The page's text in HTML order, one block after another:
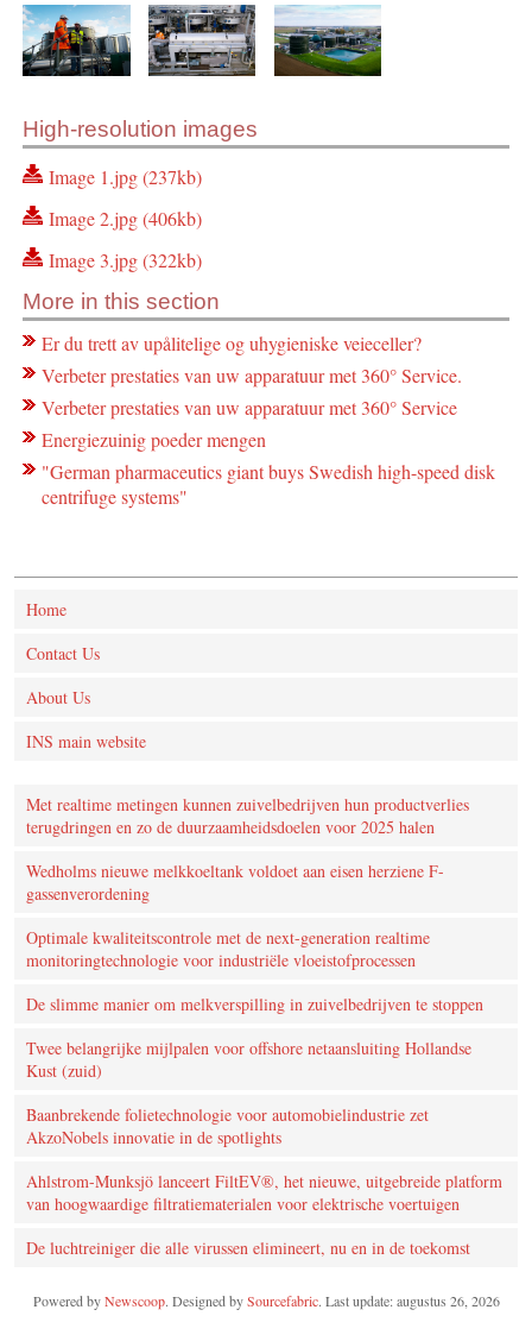
High-resolution images
Image 1.jpg (237kb)
Image 2.jpg (406kb)
Image 3.jpg (322kb)
More in this section
Er du trett av upålitelige og uhygieniske veieceller?
Verbeter prestaties van uw apparatuur met 360° Service.
Verbeter prestaties van uw apparatuur met 360° Service
Energiezuinig poeder mengen
"German pharmaceutics giant buys Swedish high-speed disk
centrifuge systems"
Home
Contact Us
About Us
INS main website
Met realtime metingen kunnen zuivelbedrijven hun productverlies
terugdringen en zo de duurzaamheidsdoelen voor 2025 halen
Wedholms nieuwe melkkoeltank voldoet aan eisen herziene F-
gassenverordening
Optimale kwaliteitscontrole met de next-generation realtime
monitoringtechnologie voor industriële vloeistofprocessen
De slimme manier om melkverspilling in zuivelbedrijven te stoppen
Twee belangrijke mijlpalen voor offshore netaansluiting Hollandse
Kust (zuid)
Baanbrekende folietechnologie voor automobielindustrie zet
AkzoNobels innovatie in de spotlights
Ahlstrom-Munksjö lanceert FiltEV®, het nieuwe, uitgebreide platform
van hoogwaardige filtratiematerialen voor elektrische voertuigen
De luchtreiniger die alle virussen elimineert, nu en in de toekomst
Powered byNewscoop. Designed bySourcefabric. Last update: augustus 26, 2026